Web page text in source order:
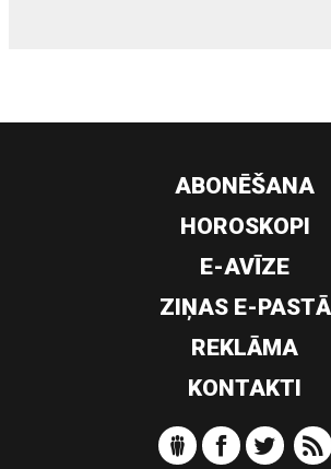
ABONĒŠANA
HOROSKOPI
E-AVĪZE
ZIŅAS E-PASTĀ
REKLĀMA
KONTAKTI